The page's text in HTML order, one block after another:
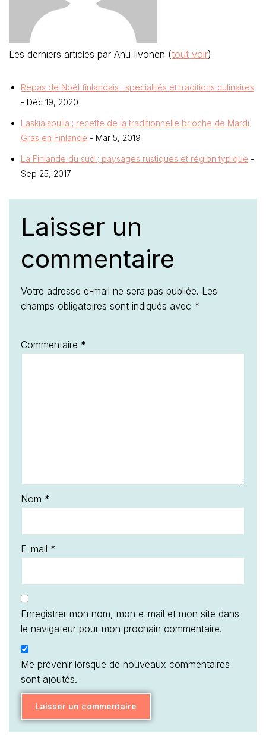
Les derniers articles par Anu Iivonen (tout voir)
Repas de Noël finlandais : spécialités et traditions culinaires
- Déc 19, 2020
Laskiaispulla ; recette de la traditionnelle brioche de Mardi
Gras en Finlande - Mar 5, 2019
La Finlande du sud ; paysages rustiques et région typique -
Sep 25, 2017
Laisser un
commentaire
Votre adresse e-mail ne sera pas publiée. Les
champs obligatoires sont indiqués avec *
Commentaire *
Nom *
E-mail *
Enregistrer mon nom, mon e-mail et mon site dans
le navigateur pour mon prochain commentaire.
Me prévenir lorsque de nouveaux commentaires
sont ajoutés.